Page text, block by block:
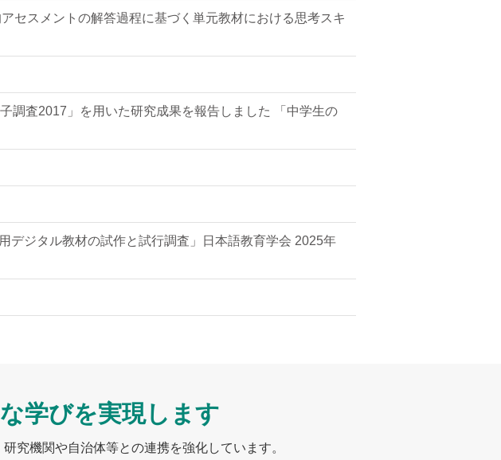
セスメントの解答過程に基づく単元教材における思考スキ
調査2017」を用いた研究成果を報告しました 「中学生の
デジタル教材の試作と試行調査」日本語教育学会 2025年
学びを実現します
究機関や自治体等との連携を強化しています。